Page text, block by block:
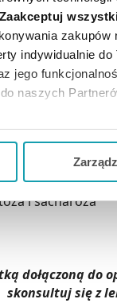
Zaakceptuj
indywidualnie
jego
naszych
i wybrać tylko
leczniczych.
ze
i sacharoza
dołączoną
skonsultuj się z